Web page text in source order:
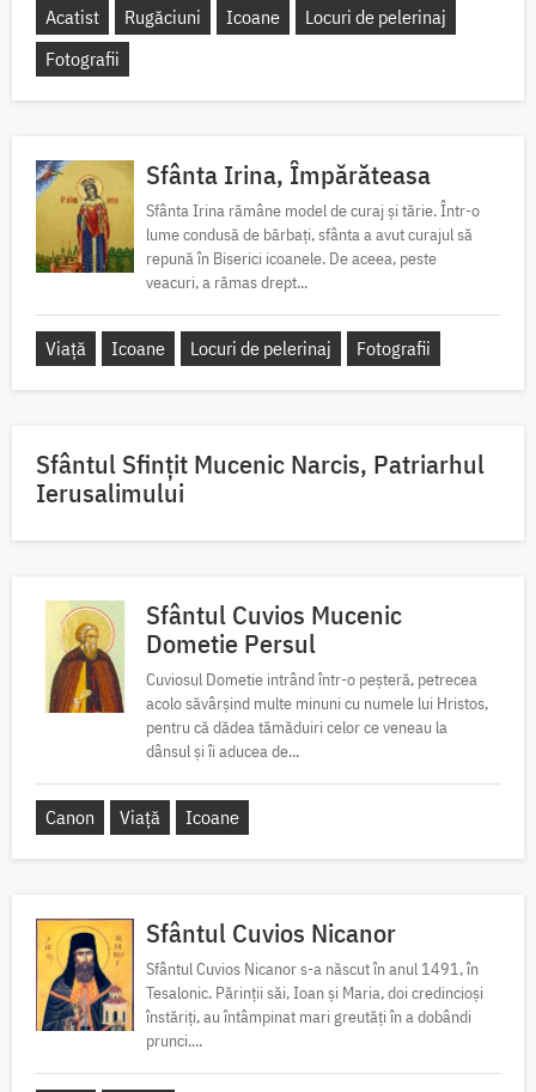
Acatist Rugăciuni Icoane
Locuri de pelerinaj
Fotografii
Sfânta Irina, Împărăteasa
Sfânta Irina rămâne model de curaj și tărie. Într-o
lume condusă de bărbați, sfânta a avut curajul să
repună în Biserici icoanele. De aceea, peste
veacuri, a rămas drept...
Viață Icoane Locuri de pelerinaj Fotografii
Sfântul Sfinţit Mucenic Narcis, Patriarhul
Ierusalimului
Sfântul Cuvios Mucenic
Dometie Persul
Cuviosul Dometie intrând într-o peșteră, petrecea
acolo săvârșind multe minuni cu numele lui Hristos,
pentru că dădea tămăduiri celor ce veneau la
dânsul și îi aducea de...
Canon Viață Icoane
Sfântul Cuvios Nicanor
Sfântul Cuvios Nicanor s-a născut în anul 1491, în
Tesalonic. Părinții săi, Ioan și Maria, doi credincioși
înstăriți, au întâmpinat mari greutăți în a dobândi
prunci....